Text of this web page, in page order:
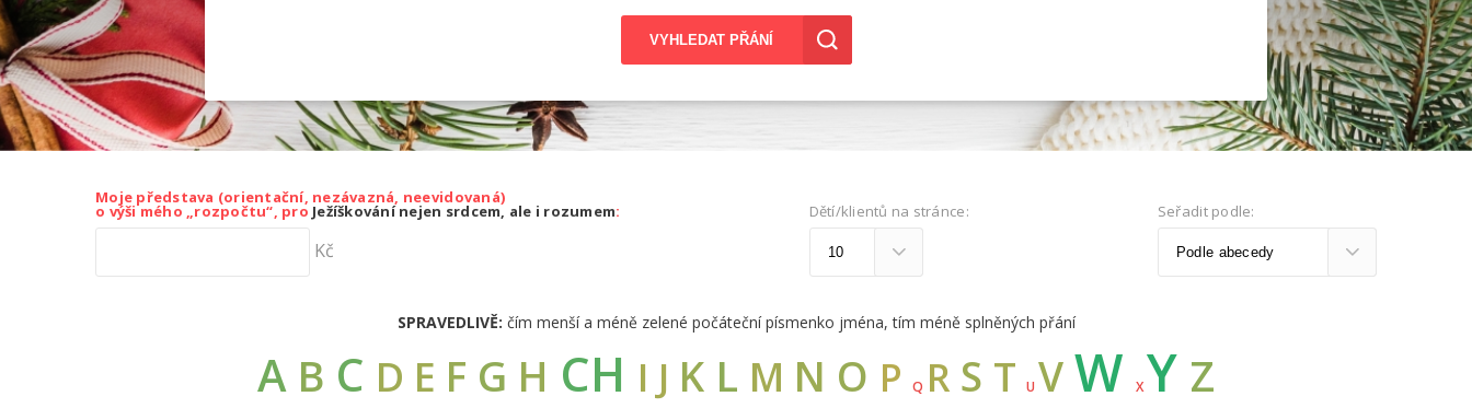
VYHLEDAT PŘÁNÍ
Moje představa (orientační, nezávazná, neevidovaná)
o výši mého „rozpočtu“, pro Ježíškování nejen srdcem, ale i rozumem:
Kč
Dětí/klientů na stránce: Seřadit podle:
SPRAVEDLIVĚ: čím menší a méně zelené počáteční písmenko jména, tím méně splněných přání
A B C D E F G H CH I J K L M N O P Q R S T U VW XY Z